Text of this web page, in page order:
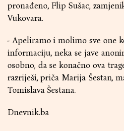
pronađeno, Flip Sušac,
Vukovara.
- Apeliramo i molimo sve one
informaciju, neka se jave
osobno, da se konačno ova
razriješi, priča Marija Šestan,
Tomislava Šestana.
Dnevnik.ba